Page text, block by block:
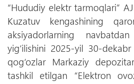
“Hududiy elektr tarmoqlari”
Kuzatuv kengashining
aksiyadorlarning
yig‘ilishini 2025-yil 30-
qog‘ozlar Markaziy
tashkil etilgan “Elektron